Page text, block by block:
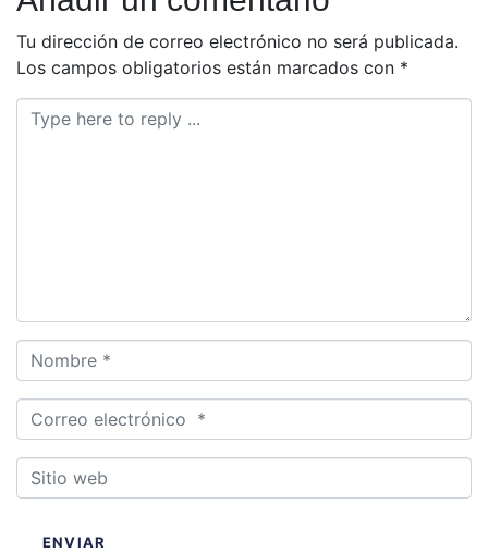
Tu dirección de correo electrónico no será publicada.
Los campos obligatorios están marcados con *
Comentario
Nombre
*
Correo
electrónico
*Sitio
web
ENVIAR